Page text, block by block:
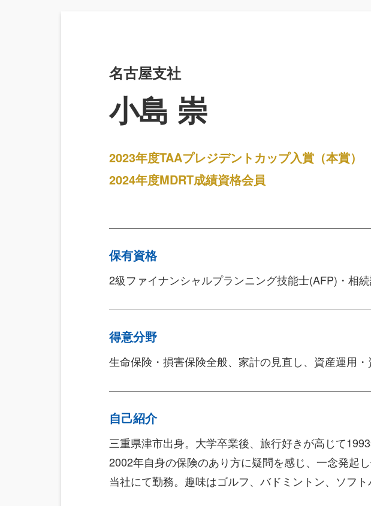
名古屋支社
小島 崇
2023年度TAAプレジデントカップ入賞（本賞）
2024年度MDRT成績資格会員
保有資格
2級ファイナンシャルプランニング技能士(AFP)・相
得意分野
生命保険・損害保険全般、家計の見直し、資産運用
自己紹介
三重県津市出身。大学卒業後、旅行好きが高じて
2002年自身の保険のあり方に疑問を感じ、一念発起
当社にて勤務。趣味はゴルフ、バドミントン、ソフト